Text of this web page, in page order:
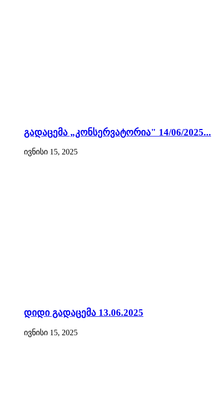
გადაცემა „კონსერვატორია" 14/06/2025...
ივნისი 15, 2025
დიდი გადაცემა 13.06.2025
ივნისი 15, 2025